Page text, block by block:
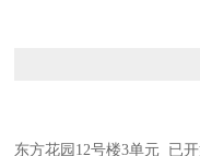
东方花园12号楼3单元 已